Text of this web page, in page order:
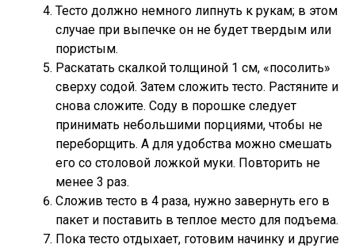
Тесто должно немного липнуть к рукам; в этом
случае при выпечке он не будет твердым или
пористым.
Раскатать скалкой толщиной 1 см, «посолить»
сверху содой. Затем сложить тесто. Растяните и
снова сложите. Соду в порошке следует
принимать небольшими порциями, чтобы не
переборщить. А для удобства можно смешать
его со столовой ложкой муки. Повторить не
менее 3 раз.
Сложив тесто в 4 раза, нужно завернуть его в
пакет и поставить в теплое место для подъема.
Пока тесто отдыхает, готовим начинку и другие